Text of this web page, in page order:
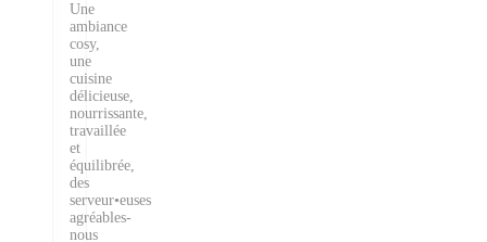
Une
ambiance
cosy,
une
cuisine
délicieuse,
nourrissante,
travaillée
et
équilibrée,
des
serveur•euses
agréables-
nous